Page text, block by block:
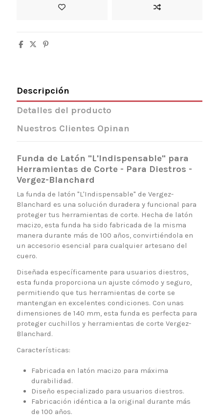
Descripción
Detalles del producto
Nuestros Clientes Opinan
Funda de Latón "L'Indispensable" para
Herramientas de Corte - Para Diestros -
Vergez-Blanchard
La funda de latón "L'Indispensable" de Vergez-
Blanchard es una solución duradera y funcional para
proteger tus herramientas de corte. Hecha de latón
macizo, esta funda ha sido fabricada de la misma
manera durante más de 100 años, convirtiéndola en
un accesorio esencial para cualquier artesano del
cuero.
Diseñada específicamente para usuarios diestros,
esta funda proporciona un ajuste cómodo y seguro,
permitiendo que tus herramientas de corte se
mantengan en excelentes condiciones. Con unas
dimensiones de 140 mm, esta funda es perfecta para
proteger cuchillos y herramientas de corte Vergez-
Blanchard.
Características:
Fabricada en latón macizo para máxima
durabilidad.
Diseño especializado para usuarios diestros.
Fabricación idéntica a la original durante más
de 100 años.